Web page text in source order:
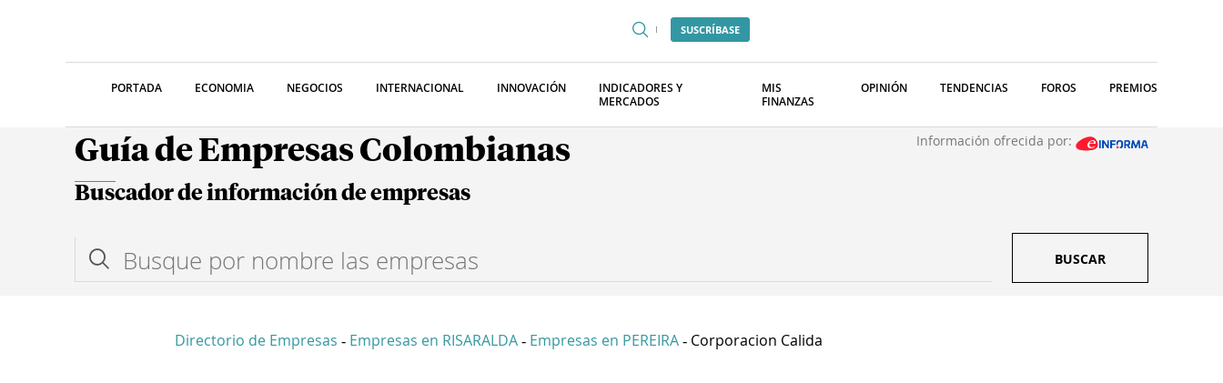
SUSCRÍBASE
PORTADA ECONOMIA NEGOCIOS INTERNACIONAL INNOVACIÓN
INDICADORES Y
MERCADOS
MIS
FINANZAS
OPINIÓN TENDENCIAS FOROS PREMIOS
Guía de Empresas Colombianas Información ofrecida por:
Buscador de información de empresas
BUSCAR
Directorio de Empresas - Empresas en RISARALDA - Empresas en PEREIRA - Corporacion Calida